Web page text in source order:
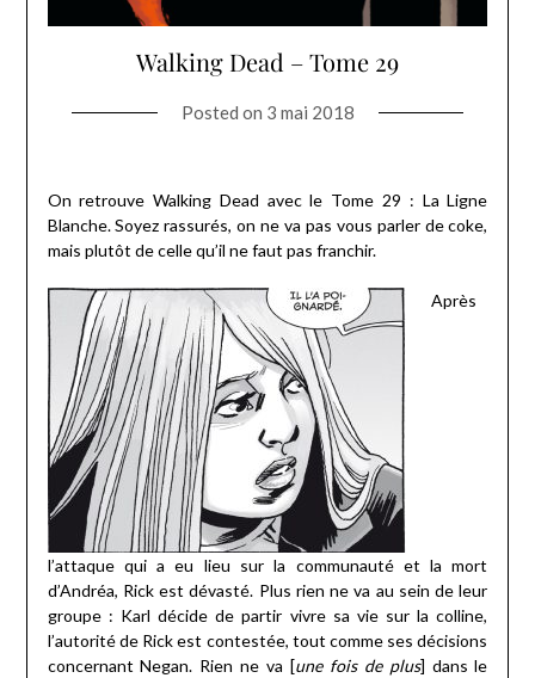
Walking Dead – Tome 29
Posted on 3 mai 2018
On retrouve Walking Dead avec le Tome 29 : La Ligne
Blanche. Soyez rassurés, on ne va pas vous parler de coke,
mais plutôt de celle qu’il ne faut pas franchir.
Après
l’attaque qui a eu lieu sur la communauté et la mort
d’Andréa, Rick est dévasté. Plus rien ne va au sein de leur
groupe : Karl décide de partir vivre sa vie sur la colline,
l’autorité de Rick est contestée, tout comme ses décisions
concernant Negan. Rien ne va [une fois de plus] dans le